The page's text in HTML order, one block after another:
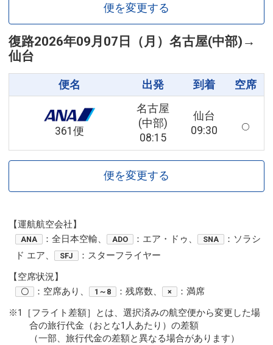
便を変更する
復路2026年09月07日（月） 名古屋(中部) →
仙台
便名 出発 到着 空席
361便
名古屋
(中部)
08:15
仙台
09:30
便を変更する
【運航航空会社】
ANA ：全日本空輸、 ADO ：エア・ドゥ、 SNA
：ソラシ
ド エア、
SFJ
：スターフライヤー
【空席状況】
〇 ：空席あり、 1～8 ：残席数、 ×
：満席
※1［フライト差額］とは、選択済みの航空便から変更した場
合の旅行代金（おとな1人あたり）の差額
（一部、旅行代金の差額と異なる場合があります）